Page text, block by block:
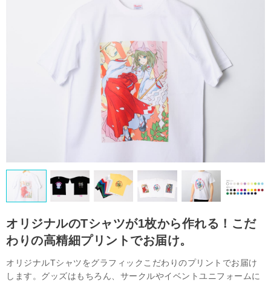
オリジナルのTシャツが1枚から作れる！ こだ
わりの高精細プリントでお届け。
オリジナルTシャツをグラフィックこだわりのプリントでお届け
します。グッズはもちろん、サークルやイベントユニフォームに